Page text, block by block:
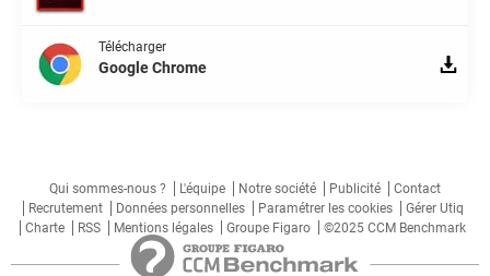
Télécharger
Google Chrome
Qui sommes-nous ? L'équipe Notre société Publicité
Contact
Recrutement
Données personnelles Paramétrer les cookies
Gérer Utiq
Charte
RSS Mentions légales Groupe Figaro ©2025 CCM Benchmark